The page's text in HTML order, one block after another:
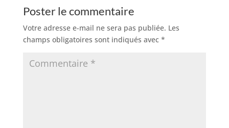
Poster le commentaire
Votre adresse e-mail ne sera pas publiée. Les
champs obligatoires sont indiqués avec *